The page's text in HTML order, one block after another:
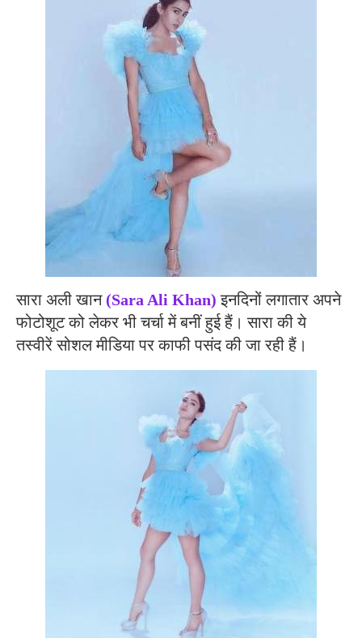
सारा अली खान (Sara Ali Khan) इनदिनों लगातार अपने
फोटोशूट को लेकर भी चर्चा में बनीं हुई हैं। सारा की ये
तस्वीरें सोशल मीडिया पर काफी पसंद की जा रही हैं।